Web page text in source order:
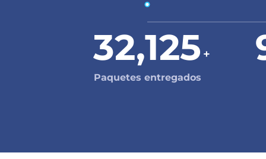
32,125 +
Paquetes entregados